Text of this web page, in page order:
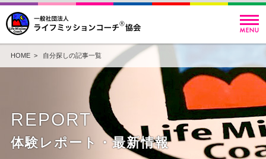
HOME> 自分探しの記事一覧
REPORT
体験レポート・最新情報